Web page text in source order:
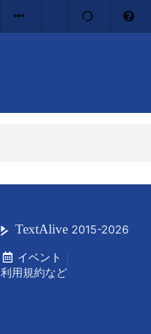
TextAlive 2015-2026
イベント
利用規約など